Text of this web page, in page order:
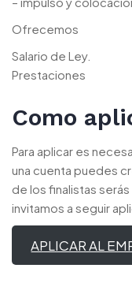
Ofrecemos
Salario de Ley.
Prestaciones
Como
Para aplicar es
una cuenta puedes
de los finalistas
invitamos a seguir
APLICAR AL